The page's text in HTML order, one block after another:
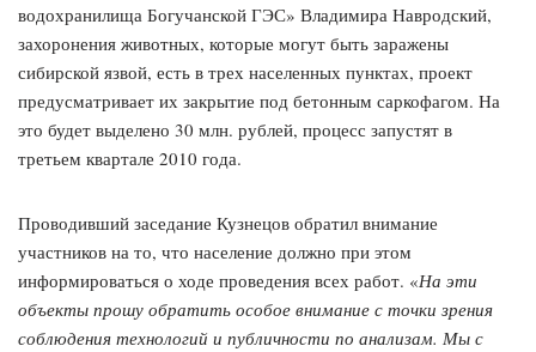
водохранилища Богучанской ГЭС» Владимира Навродский,
захоронения животных, которые могут быть заражены
сибирской язвой, есть в трех населенных пунктах, проект
предусматривает их закрытие под бетонным саркофагом. На
это будет выделено 30 млн. рублей, процесс запустят в
третьем квартале 2010 года.
Проводивший заседание Кузнецов обратил внимание
участников на то, что население должно при этом
информироваться о ходе проведения всех работ. «На эти
объекты прошу обратить особое внимание с точки зрения
соблюдения технологий и публичности по анализам. Мы с